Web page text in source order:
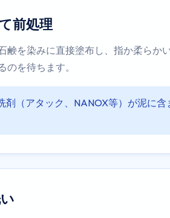
前処理
鹸を染みに直接塗布し、指か柔らか
のを待ちます。
剤（アタック、NANOX等）が泥に